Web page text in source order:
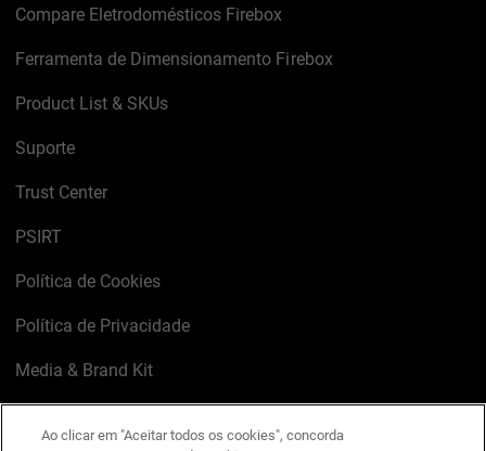
Compare Eletrodomésticos Firebox
Ferramenta de Dimensionamento Firebox
Product List & SKUs
Suporte
Trust Center
PSIRT
Política de Cookies
Política de Privacidade
Media & Brand Kit
Ao clicar em "Aceitar todos os cookies", concorda